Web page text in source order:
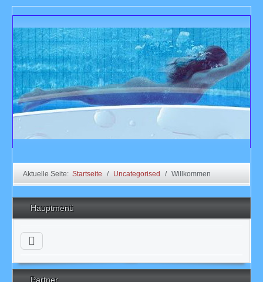
Aktuelle Seite: Startseite Uncategorised Willkommen
Hauptmenü
Partner